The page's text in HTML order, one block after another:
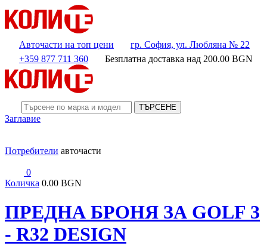
Авточасти на топ цени
гр. София, ул. Любляна № 22
+359 877 711 360
Безплатна доставка над 200.00 BGN
ТЪРСЕНЕ
Заглавие
Потребители авточасти
0
Количка 0.00 BGN
ПРЕДНА БРОНЯ ЗА GOLF 3
- R32 DESIGN